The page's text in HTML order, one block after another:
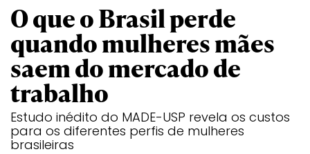
O que o Brasil perde
quando mulheres mães
saem do mercado de
trabalho
Estudo inédito do MADE-USP revela os custos
para os diferentes perfis de mulheres
brasileiras